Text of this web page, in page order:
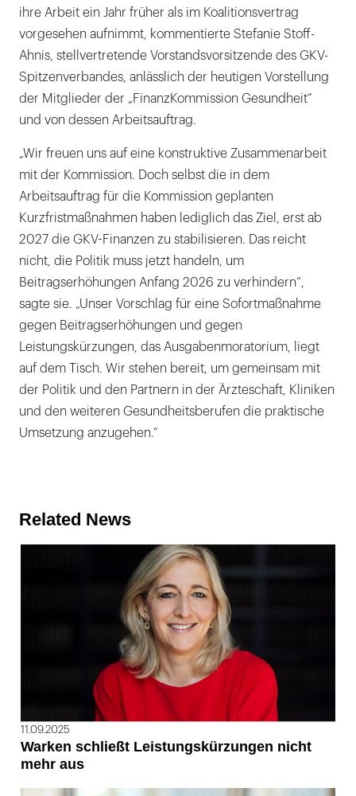
ihre Arbeit ein Jahr früher als im Koalitionsvertrag
vorgesehen aufnimmt, kommentierte Stefanie Stoff-
Ahnis, stellvertretende Vorstandsvorsitzende des GKV-
Spitzenverbandes, anlässlich der heutigen Vorstellung
der Mitglieder der „FinanzKommission Gesundheit“
und von dessen Arbeitsauftrag.
„Wir freuen uns auf eine konstruktive Zusammenarbeit
mit der Kommission. Doch selbst die in dem
Arbeitsauftrag für die Kommission geplanten
Kurzfristmaßnahmen haben lediglich das Ziel, erst ab
2027 die GKV-Finanzen zu stabilisieren. Das reicht
nicht, die Politik muss jetzt handeln, um
Beitragserhöhungen Anfang 2026 zu verhindern“,
sagte sie. „Unser Vorschlag für eine Sofortmaßnahme
gegen Beitragserhöhungen und gegen
Leistungskürzungen, das Ausgabenmoratorium, liegt
auf dem Tisch. Wir stehen bereit, um gemeinsam mit
der Politik und den Partnern in der Ärzteschaft, Kliniken
und den weiteren Gesundheitsberufen die praktische
Umsetzung anzugehen.“
Related News
11.09.2025
Warken schließt Leistungskürzungen nicht
mehr aus